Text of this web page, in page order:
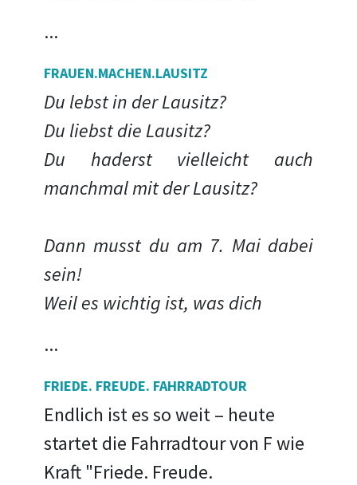
...
FRAUEN.MACHEN.LAUSITZ
Du lebst in der Lausitz?
Du liebst die Lausitz?
Du haderst vielleicht auch
manchmal mit der Lausitz?
Dann musst du am 7. Mai dabei
sein!
Weil es wichtig ist, was dich
...
FRIEDE. FREUDE. FAHRRADTOUR
Endlich ist es so weit – heute
startet die Fahrradtour von F wie
Kraft "Friede. Freude.